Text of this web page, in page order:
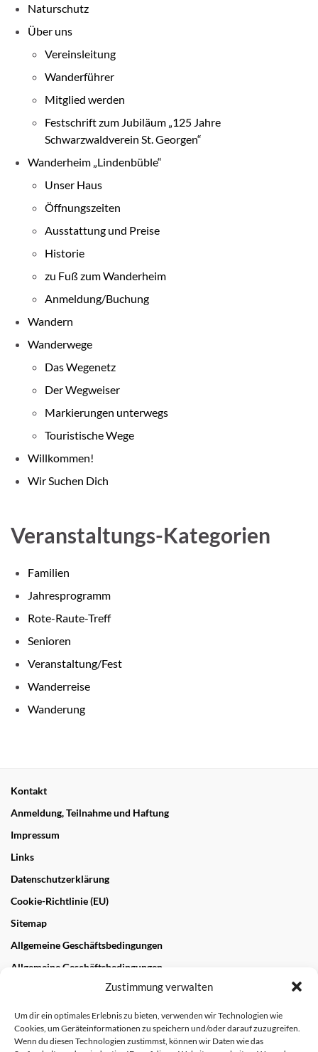
Zustimmung verwalten
Um dir ein optimales Erlebnis zu bieten, verwenden wir Technologien wie
Cookies, um Geräteinformationen zu speichern und/oder darauf zuzugreifen.
Wenn du diesen Technologien zustimmst, können wir Daten wie das
Naturschutz
Über uns
Vereinsleitung
Wanderführer
Mitglied werden
Festschrift zum Jubiläum „125 Jahre
Schwarzwaldverein St. Georgen“
Wanderheim „Lindenbüble“
Unser Haus
Öffnungszeiten
Ausstattung und Preise
Historie
zu Fuß zum Wanderheim
Anmeldung/Buchung
Wandern
Wanderwege
Das Wegenetz
Der Wegweiser
Markierungen unterwegs
Touristische Wege
Willkommen!
Wir Suchen Dich
Veranstaltungs-Kategorien
Familien
Jahresprogramm
Rote-Raute-Treff
Senioren
Veranstaltung/Fest
Wanderreise
Wanderung
Kontakt
Anmeldung, Teilnahme und Haftung
Impressum
Links
Datenschutzerklärung
Cookie-Richtlinie (EU)
Sitemap
Allgemeine Geschäftsbedingungen
Allgemeine Geschäftsbedingungen
„Wandern und Genießen“ im Biosphärengebiet und
Geopark Schwäbische Alb